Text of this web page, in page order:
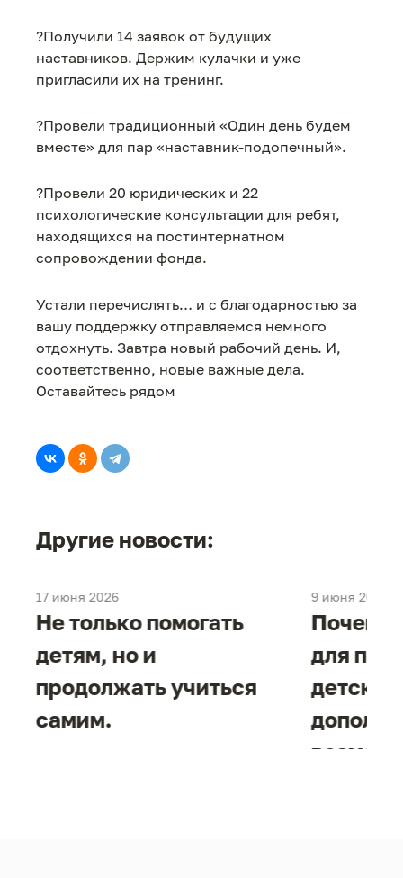
?Получили 14 заявок от будущих
наставников. Держим кулачки и уже
пригласили их на тренинг.
?Провели традиционный «Один день будем
вместе» для пар «наставник-подопечный».
?Провели 20 юридических и 22
психологические консультации для ребят,
находящихся на постинтернатном
сопровождении фонда.
Устали перечислять… и с благодарностью за
вашу поддержку отправляемся немного
отдохнуть. Завтра новый рабочий день. И,
соответственно, новые важные дела.
Оставайтесь рядом
Другие новости:
17 июня 2026
Не только помогать
детям, но и
продолжать учиться
самим.
9 июня 2026
Почему
для